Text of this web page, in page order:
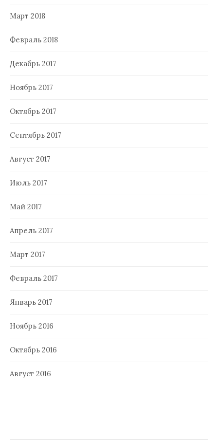
Март 2018
Февраль 2018
Декабрь 2017
Ноябрь 2017
Октябрь 2017
Сентябрь 2017
Август 2017
Июль 2017
Май 2017
Апрель 2017
Март 2017
Февраль 2017
Январь 2017
Ноябрь 2016
Октябрь 2016
Август 2016